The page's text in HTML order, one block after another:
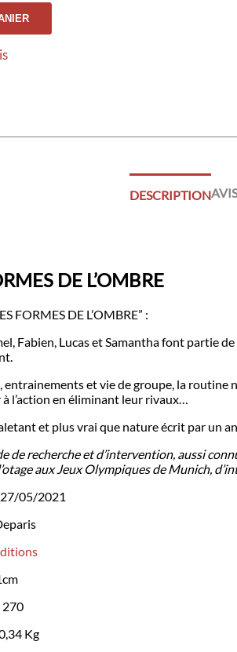
DESCRIPTION
DE L’OMBRE
FORMES DE L’OMBRE” :
Fabien, Lucas et Samantha font partie
et vie de groupe, la routine
l’action en éliminant leur rivaux…
et plus vrai que nature écrit par un
de recherche et d’intervention, aussi
aux Jeux Olympiques de Munich,
27/05/2021
270
Kg